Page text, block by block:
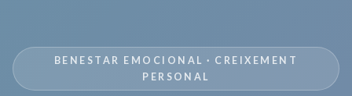
BENESTAR EMOCIONAL · CREIXEMENT
PERSONAL